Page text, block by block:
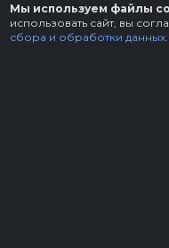
Мы используем файлы
использовать сайт, вы
сбора и обработки данных